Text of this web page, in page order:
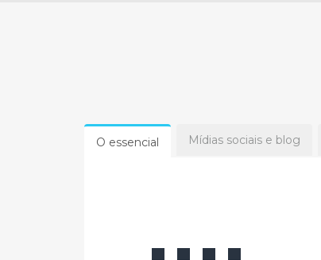
O essencial Mídias sociais e blog